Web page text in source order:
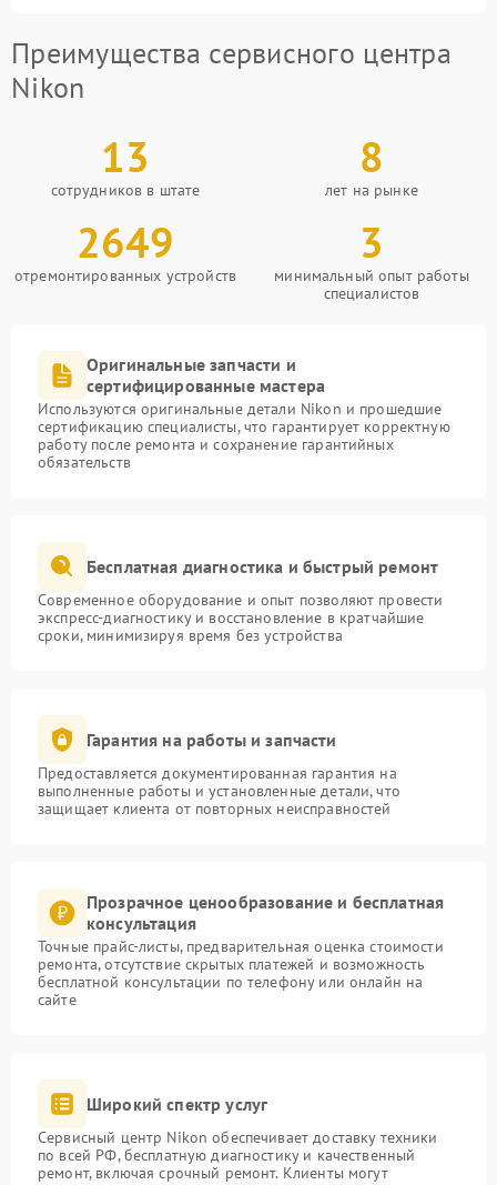
Преимущества сервисного центра
Nikon
13
сотрудников в штате
8
лет на рынке
2649
отремонтированных устройств
3
минимальный опыт работы
специалистов
Оригинальные запчасти и
сертифицированные мастера
Используются оригинальные детали Nikon и прошедшие
сертификацию специалисты, что гарантирует корректную
работу после ремонта и сохранение гарантийных
обязательств
Бесплатная диагностика и быстрый ремонт
Современное оборудование и опыт позволяют провести
экспресс-диагностику и восстановление в кратчайшие
сроки, минимизируя время без устройства
Гарантия на работы и запчасти
Предоставляется документированная гарантия на
выполненные работы и установленные детали, что
защищает клиента от повторных неисправностей
Прозрачное ценообразование и бесплатная
консультация
Точные прайс-листы, предварительная оценка стоимости
ремонта, отсутствие скрытых платежей и возможность
бесплатной консультации по телефону или онлайн на
сайте
Широкий спектр услуг
Сервисный центр Nikon обеспечивает доставку техники
по всей РФ, бесплатную диагностику и качественный
ремонт, включая срочный ремонт. Клиенты могут